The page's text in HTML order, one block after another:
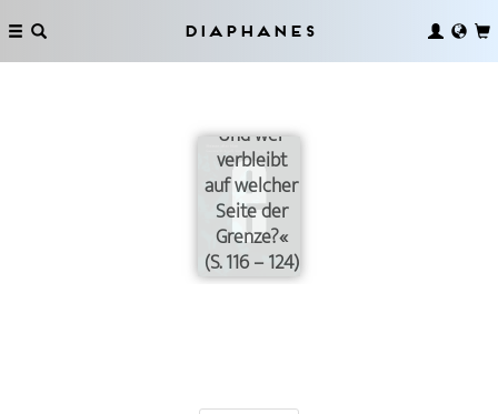
Diaphanes
Und wer
verbleibt
auf welcher
Seite der
Grenze?«
(S. 116 – 124)